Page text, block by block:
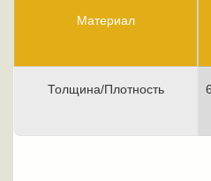
Материал
Толщина/Плотность